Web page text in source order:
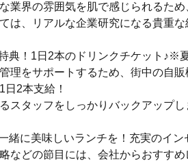
業界の雰囲気を肌で感じられるた
は、リアルな企業研究になる貴重な
典！1日2本のドリンクチケット♪※
理をサポートするため、街中の自
日2本支給！
スタッフをしっかりバックアップし
緒に美味しいランチを！充実のイン
などの節目には、会社からおすす